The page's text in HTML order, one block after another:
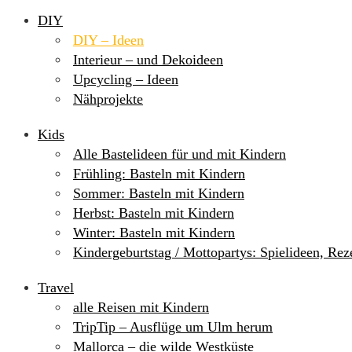
DIY
DIY – Ideen
Interieur – und Dekoideen
Upcycling – Ideen
Nähprojekte
Kids
Alle Bastelideen für und mit Kindern
Frühling: Basteln mit Kindern
Sommer: Basteln mit Kindern
Herbst: Basteln mit Kindern
Winter: Basteln mit Kindern
Kindergeburtstag / Mottopartys: Spielideen,
Travel
alle Reisen mit Kindern
TripTip – Ausflüge um Ulm herum
Mallorca – die wilde Westküste